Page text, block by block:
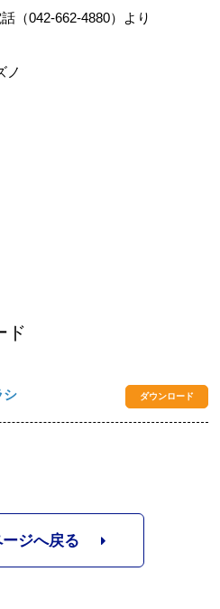
（042-662-4880）より
ノ
ド
シ ダウンロード
ジへ戻る